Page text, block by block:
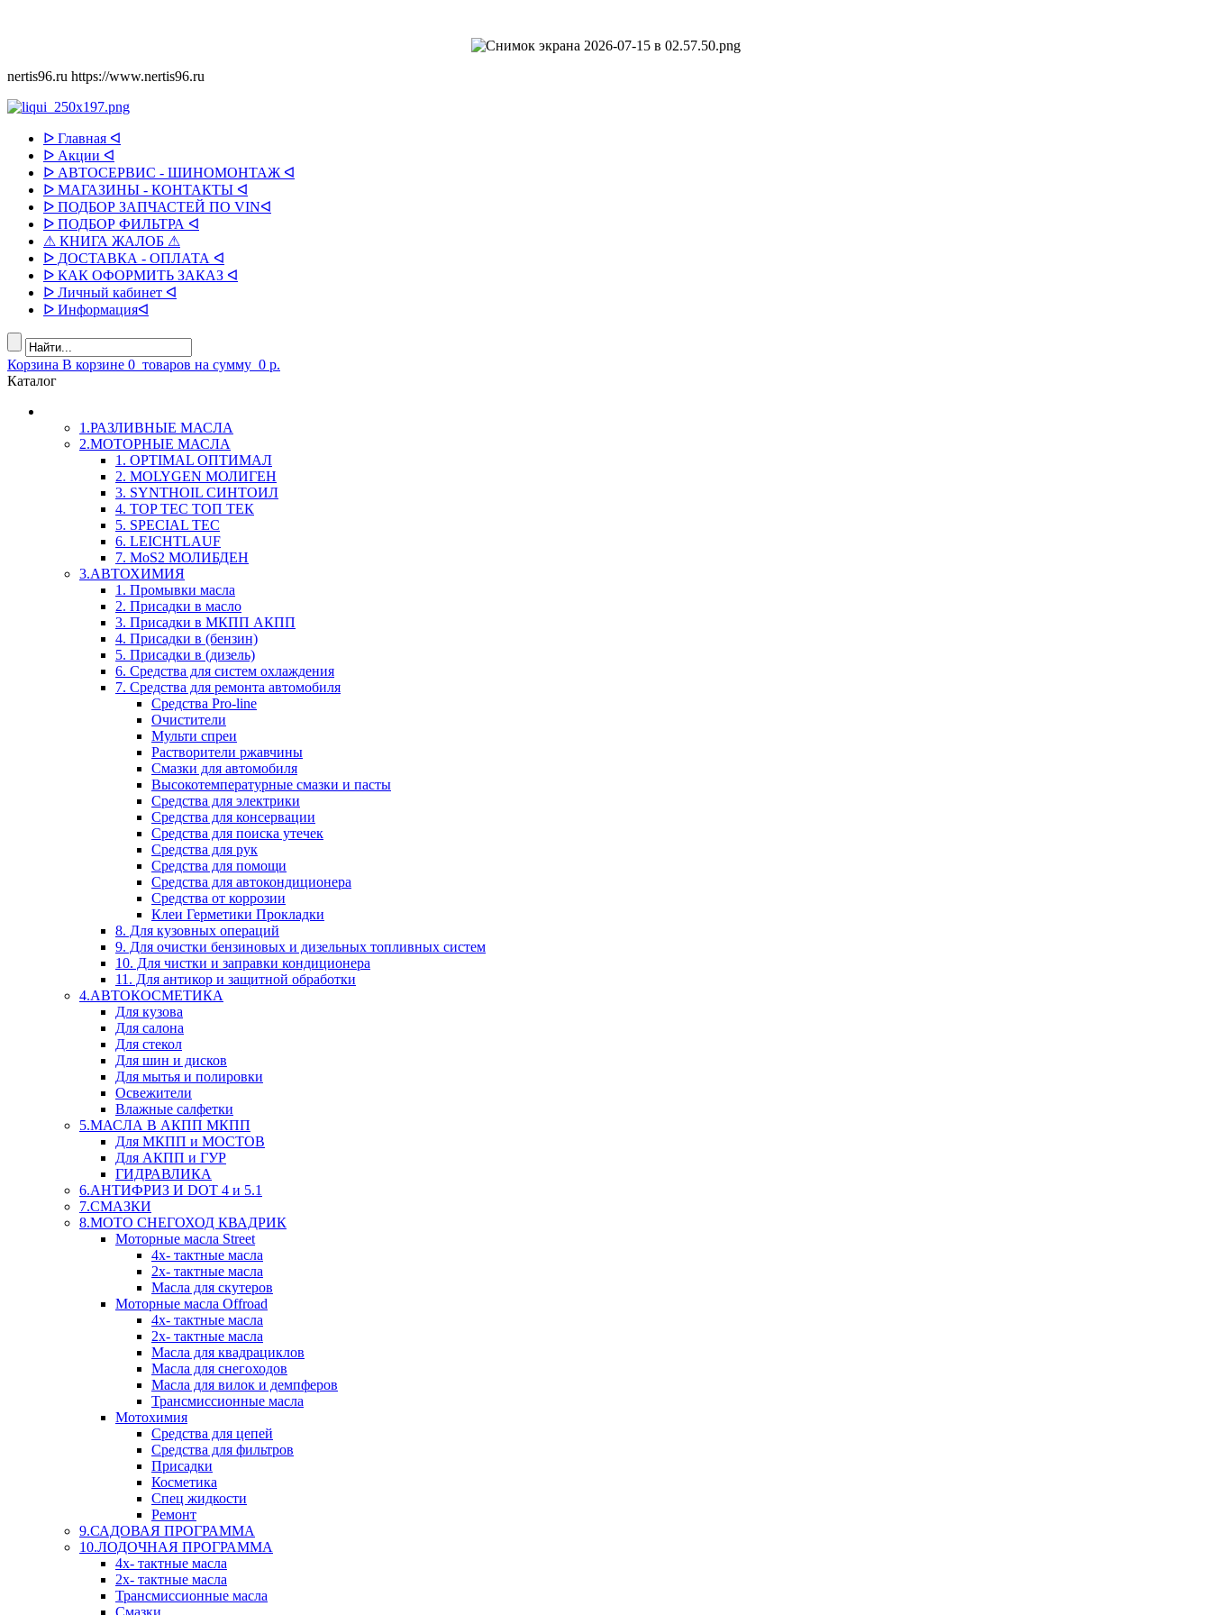
nertis96.ru https://www.nertis96.ru
ᐅ Главная ᐊ
ᐅ Акции ᐊ
ᐅ АВТОСЕРВИС - ШИНОМОНТАЖ ᐊ
ᐅ МАГАЗИНЫ - КОНТАКТЫ ᐊ
ᐅ ПОДБОР ЗАПЧАСТЕЙ ПО VINᐊ
ᐅ ПОДБОР ФИЛЬТРА ᐊ
⚠ КНИГА ЖАЛОБ ⚠
ᐅ ДОСТАВКА - ОПЛАТА ᐊ
ᐅ КАК ОФОРМИТЬ ЗАКАЗ ᐊ
ᐅ Личный кабинет ᐊ
ᐅ Информацияᐊ
Корзина В корзине 0 товаров на сумму 0 р.
Каталог
1.РАЗЛИВНЫЕ МАСЛА
2.МОТОРНЫЕ МАСЛА
1. OPTIMAL ОПТИМАЛ
2. MOLYGEN МОЛИГЕН
3. SYNTHOIL СИНТОИЛ
4. TOP TEC ТОП ТЕК
5. SPECIAL TEC
6. LEICHTLAUF
7. MoS2 МОЛИБДЕН
3.АВТОХИМИЯ
1. Промывки масла
2. Присадки в масло
3. Присадки в МКПП АКПП
4. Присадки в (бензин)
5. Присадки в (дизель)
6. Средства для систем охлаждения
7. Средства для ремонта автомобиля
Средства Pro-line
Очистители
Мульти спреи
Растворители ржавчины
Смазки для автомобиля
Высокотемпературные смазки и пасты
Средства для электрики
Средства для консервации
Средства для поиска утечек
Средства для рук
Средства для помощи
Средства для автокондиционера
Средства от коррозии
Клеи Герметики Прокладки
8. Для кузовных операций
9. Для очистки бензиновых и дизельных топливных систем
10. Для чистки и заправки кондиционера
11. Для антикор и защитной обработки
4.АВТОКОСМЕТИКА
Для кузова
Для салона
Для стекол
Для шин и дисков
Для мытья и полировки
Освежители
Влажные салфетки
5.МАСЛА В АКПП МКПП
Для МКПП и МОСТОВ
Для АКПП и ГУР
ГИДРАВЛИКА
6.АНТИФРИЗ И DOT 4 и 5.1
7.СМАЗКИ
8.МОТО СНЕГОХОД КВАДРИК
Моторные масла Street
4х- тактные масла
2х- тактные масла
Масла для скутеров
Моторные масла Offroad
4х- тактные масла
2х- тактные масла
Масла для квадрациклов
Масла для снегоходов
Масла для вилок и демпферов
Трансмиссионные масла
Мотохимия
Средства для цепей
Средства для фильтров
Присадки
Косметика
Спец жидкости
Ремонт
9.САДОВАЯ ПРОГРАММА
10.ЛОДОЧНАЯ ПРОГРАММА
4х- тактные масла
2х- тактные масла
Трансмиссионные масла
Смазки